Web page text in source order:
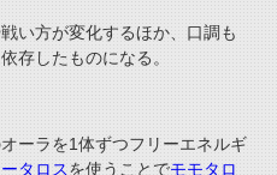
い方が変化するほか、口調も
存したものになる。
ーラを1体ずつフリーエネルギ
タロスを使うことでモモタロ